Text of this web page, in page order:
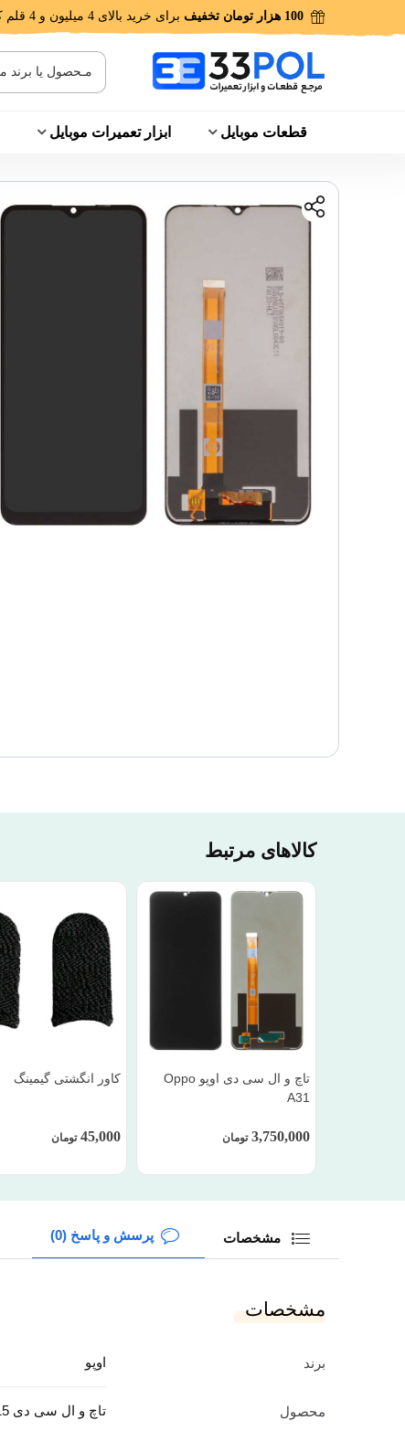
100 هزار تومان تخفیف برای خرید بالای 4 میلیون و 4 قلم کالا!
قطعات موبایل ابزار تعمیرات موبایل
کالاهای مرتبط
تاچ و ال سی دی اوپو Oppo
A31
3,750,000 تومان
کاور انگشتی گیمینگ
45,000 تومان
مشخصات پرسش و پاسخ (0)
مشخصات
برند اوپو
محصول تاچ و ال سی دی A15